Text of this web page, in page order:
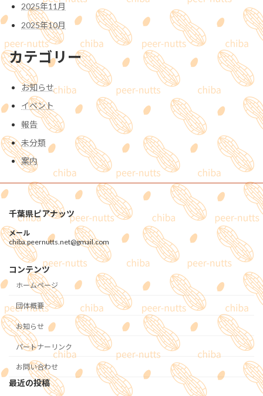
2025年11月
2025年10月
カテゴリー
お知らせ
イベント
報告
未分類
案内
千葉県ピアナッツ
メール
chiba.peernutts.net@gmail.com
コンテンツ
ホームページ
団体概要
お知らせ
パートナーリンク
お問い合わせ
最近の投稿